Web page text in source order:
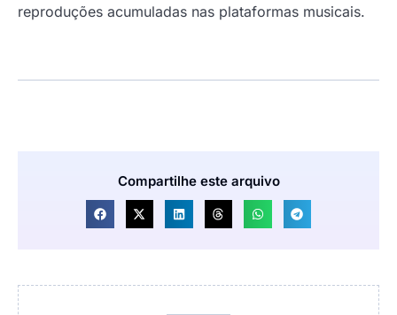
reproduções acumuladas nas plataformas musicais.
Compartilhe este arquivo